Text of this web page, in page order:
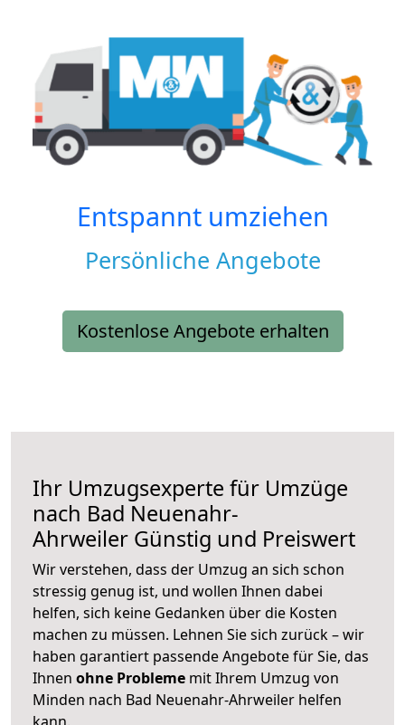
Entspannt umziehen
Persönliche Angebote
Kostenlose Angebote erhalten
Ihr Umzugsexperte für Umzüge
nach Bad Neuenahr-
Ahrweiler Günstig und Preiswert
Wir verstehen, dass der Umzug an sich schon
stressig genug ist, und wollen Ihnen dabei
helfen, sich keine Gedanken über die Kosten
machen zu müssen. Lehnen Sie sich zurück – wir
haben garantiert passende Angebote für Sie, das
Ihnen ohne Probleme mit Ihrem Umzug von
Minden nach Bad Neuenahr-Ahrweiler helfen